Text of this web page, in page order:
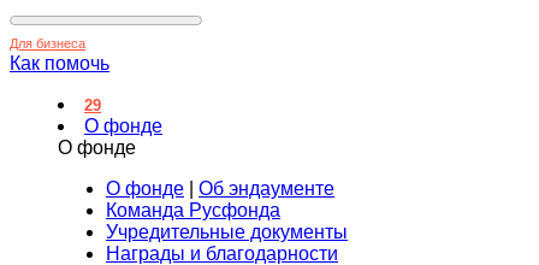
Для бизнеса
Как помочь
29
О фонде
О фонде
О фонде
Об эндаументе
Команда Русфонда
Учредительные документы
Награды и благодарности